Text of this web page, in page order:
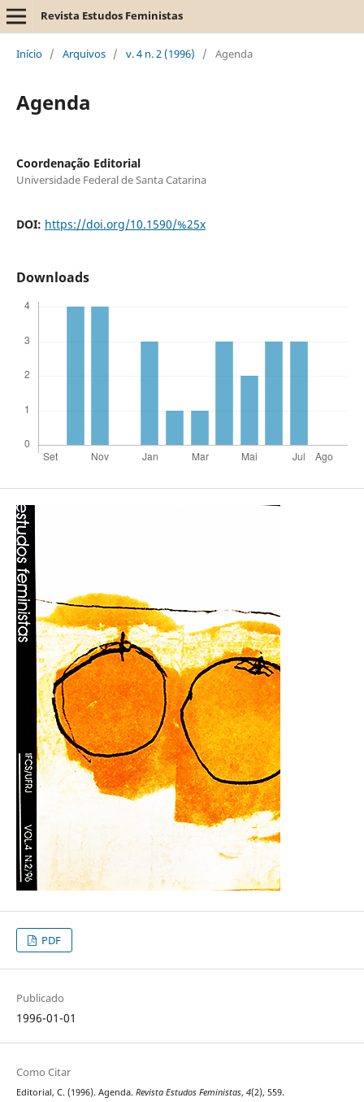
Revista Estudos Feministas
Início / Arquivos / v. 4 n. 2 (1996) / Agenda
Agenda
Coordenação Editorial
Universidade Federal de Santa Catarina
DOI: https://doi.org/10.1590/%25x
Downloads
PDF
Publicado
1996-01-01
Como Citar
Editorial, C. (1996). Agenda. Revista Estudos Feministas, 4(2), 559.